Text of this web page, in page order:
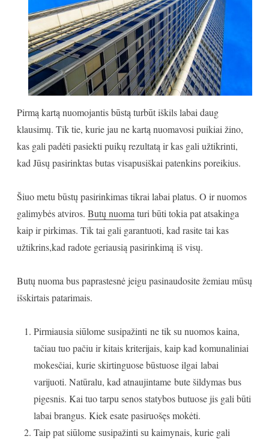
Pirmą kartą nuomojantis būstą turbūt iškils labai daug
klausimų. Tik tie, kurie jau ne kartą nuomavosi puikiai žino,
kas gali padėti pasiekti puikų rezultatą ir kas gali užtikrinti,
kad Jūsų pasirinktas butas visapusiškai patenkins poreikius.
Šiuo metu būstų pasirinkimas tikrai labai platus. O ir nuomos
galimybės atviros. Butų nuoma turi būti tokia pat atsakinga
kaip ir pirkimas. Tik tai gali garantuoti, kad rasite tai kas
užtikrins,kad radote geriausią pasirinkimą iš visų.
Butų nuoma bus paprastesnė jeigu pasinaudosite žemiau mūsų
išskirtais patarimais.
Pirmiausia siūlome susipažinti ne tik su nuomos kaina,
tačiau tuo pačiu ir kitais kriterijais, kaip kad komunaliniai
mokesčiai, kurie skirtinguose būstuose ilgai labai
varijuoti. Natūralu, kad atnaujintame bute šildymas bus
pigesnis. Kai tuo tarpu senos statybos butuose jis gali būti
labai brangus. Kiek esate pasiruošęs mokėti.
Taip pat siūlome susipažinti su kaimynais, kurie gali